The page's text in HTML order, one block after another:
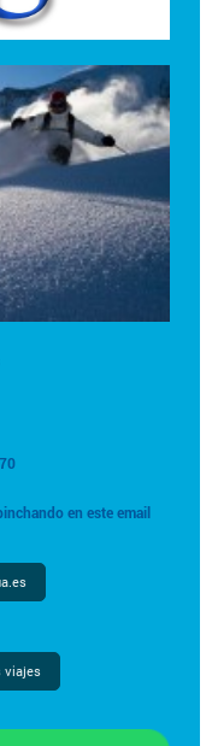
en este email
viajes